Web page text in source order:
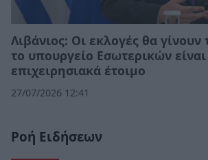
Λιβάνιος: Οι εκλογές θα γίνουν
το υπουργείο Εσωτερικών είναι
επιχειρησιακά έτοιμο
27/07/2026 12:41
Ροή Ειδήσεων